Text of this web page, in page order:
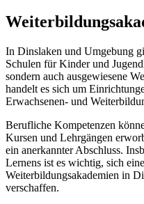
In Dinslaken und Umgebung
Schulen für Kinder und
sondern auch ausgewiesene
handelt es sich um
Erwachsenen- und
Berufliche Kompetenzen
Kursen und Lehrgängen
ein anerkannter Abschluss.
Lernens ist es wichtig, sich
Weiterbildungsakademien in
verschaffen.